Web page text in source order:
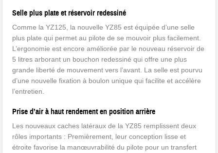
Selle plus plate et réservoir redessiné
Comme la YZ125, la nouvelle YZ85 est équipée d’une selle
plus plate qui permet au pilote de se mouvoir plus facilement.
L’ergonomie est encore améliorée par le nouveau réservoir de
5 litres arborant un bouchon redessiné qui offre une plus
grande liberté de mouvement vers l’avant. La selle est pourvu
d’une nouvelle fixation à boulon unique qui facilite et accélère
l’entretien.
Prise d’air à haut rendement en position arrière
Les nouveaux caches latéraux de la YZ85 remplissent deux
rôles importants : Premièrement, leur conception lisse et
étroite favorise la manœuvrabilité du pilote pour un transfert